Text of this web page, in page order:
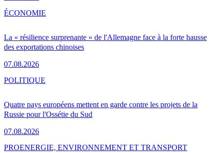
La « résilience surprenante » de l'Allemagne face à la forte hausse
des exportations chinoises
07.08.2026
ÉCONOMIE
Quatre pays européens mettent en garde contre les projets de la
Russie pour l'Ossétie du Sud
07.08.2026
POLITIQUE
PROENERGIE, ENVIRONNEMENT ET TRANSPORT